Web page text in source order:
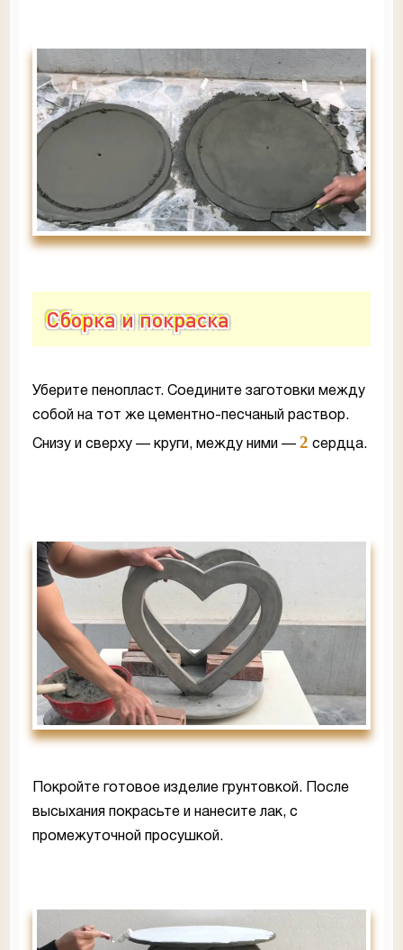
Сборка и покраска
Уберите пенопласт. Соедините заготовки между
собой на тот же цементно-песчаный раствор.
Снизу и сверху — круги, между ними — 2 сердца.
Покройте готовое изделие грунтовкой. После
высыхания покрасьте и нанесите лак, с
промежуточной просушкой.